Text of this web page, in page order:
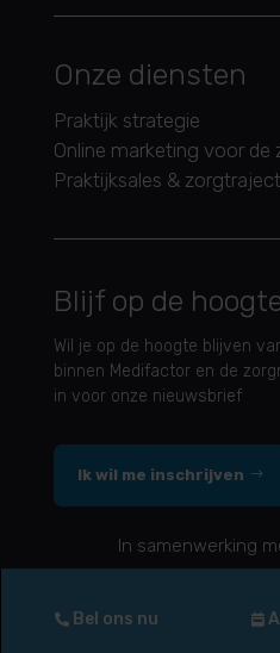
Onze diensten
Praktijk strategie
Online marketing voor de
Praktijksales &
Blijf op de
Wil je op de hoogte blijven
binnen Medifactor en de
in voor onze nieuwsbrief
Ik wil me inschrijven
In samenwerking
Algemene
Bel ons nu